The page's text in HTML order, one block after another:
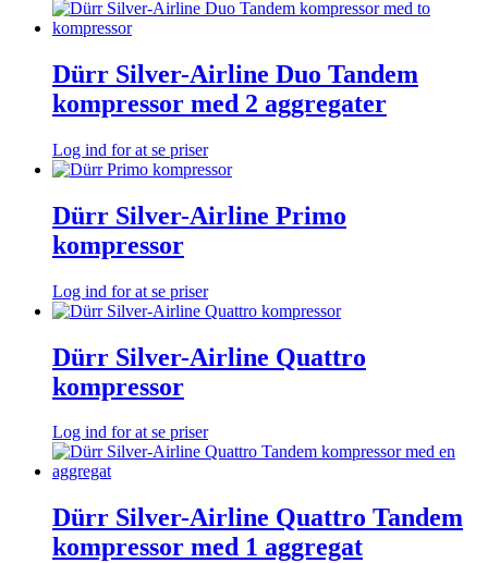
Dürr Silver-Airline Duo Tandem
kompressor med 2 aggregater
Log ind for at se priser
Dürr Silver-Airline Primo
kompressor
Log ind for at se priser
Dürr Silver-Airline Quattro
kompressor
Log ind for at se priser
Dürr Silver-Airline Quattro Tandem
kompressor med 1 aggregat